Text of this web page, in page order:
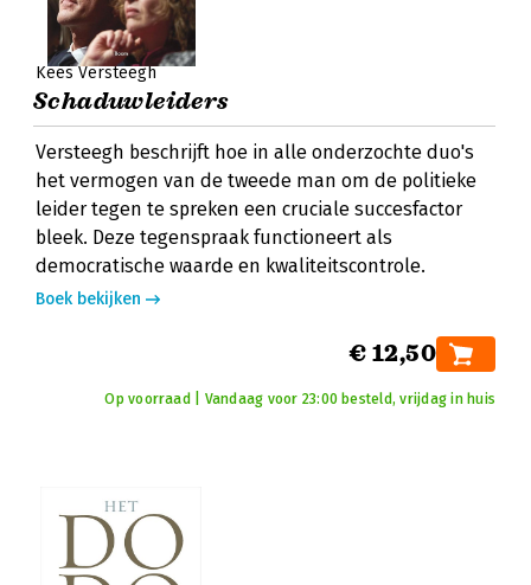
Kees Versteegh
Schaduwleiders
Versteegh beschrijft hoe in alle onderzochte duo's
het vermogen van de tweede man om de politieke
leider tegen te spreken een cruciale succesfactor
bleek. Deze tegenspraak functioneert als
democratische waarde en kwaliteitscontrole.
Boek bekijken
€ 12,50
Op voorraad | Vandaag voor 23:00 besteld, vrijdag in huis